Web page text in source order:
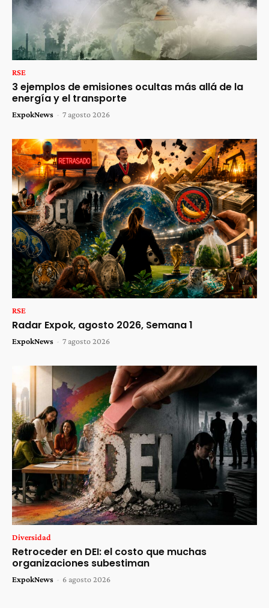
RSE
3 ejemplos de emisiones ocultas más allá de la
energía y el transporte
ExpokNews - 7 agosto 2026
RSE
Radar Expok, agosto 2026, Semana 1
ExpokNews - 7 agosto 2026
Diversidad
Retroceder en DEI: el costo que muchas
organizaciones subestiman
ExpokNews - 6 agosto 2026